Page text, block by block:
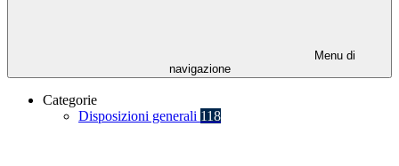
Menu di
navigazione
Categorie
Disposizioni generali 118